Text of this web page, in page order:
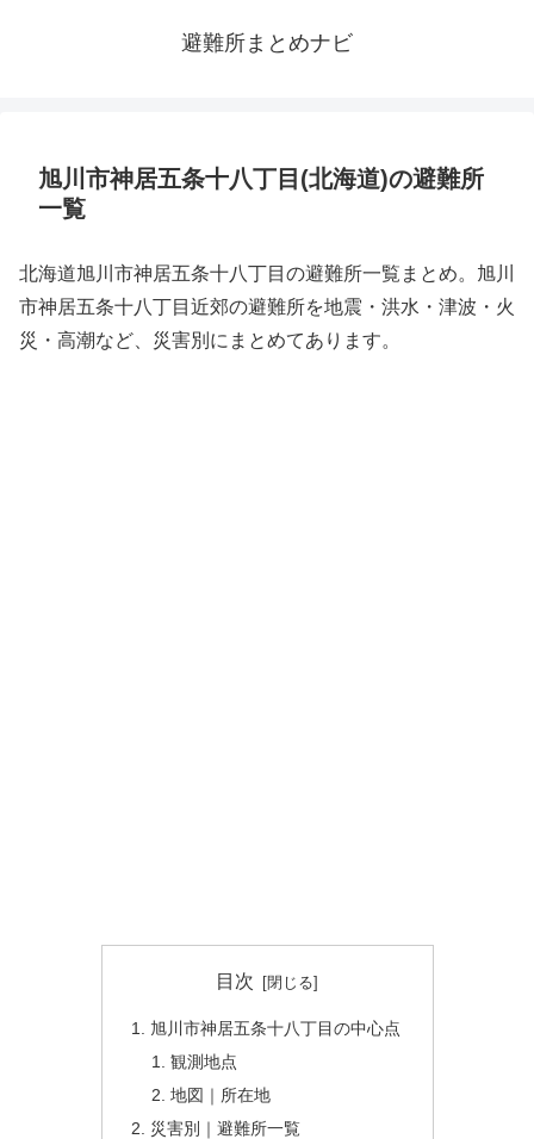
避難所まとめナビ
旭川市神居五条十八丁目(北海道)の避難所
一覧
北海道旭川市神居五条十八丁目の避難所一覧まとめ。旭川
市神居五条十八丁目近郊の避難所を地震・洪水・津波・火
災・高潮など、災害別にまとめてあります。
目次
旭川市神居五条十八丁目の中心点
観測地点
地図｜所在地
災害別｜避難所一覧